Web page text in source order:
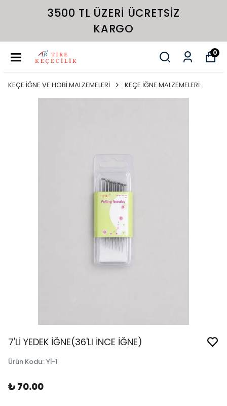
3500 TL ÜZERI ÜCRETSIZ
KARGO
0
KEÇE İĞNE VE HOBİ MALZEMELERİ KEÇE İĞNE MALZEMELERİ
7'Lİ YEDEK İĞNE(36'LI İNCE İĞNE)
Ürün Kodu: Yİ-1
₺ 70.00